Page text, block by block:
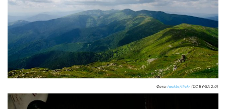
Фото: heckbr/flickr (CC BY-SA 2.0)